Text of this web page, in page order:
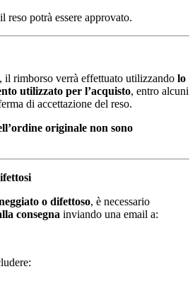
reso potrà essere approvato.
il rimborso verrà effettuato utilizzando lo
utilizzato per l’acquisto, entro alcuni
di accettazione del reso.
originale non sono
o difettoso, è necessario
consegna inviando una email a: